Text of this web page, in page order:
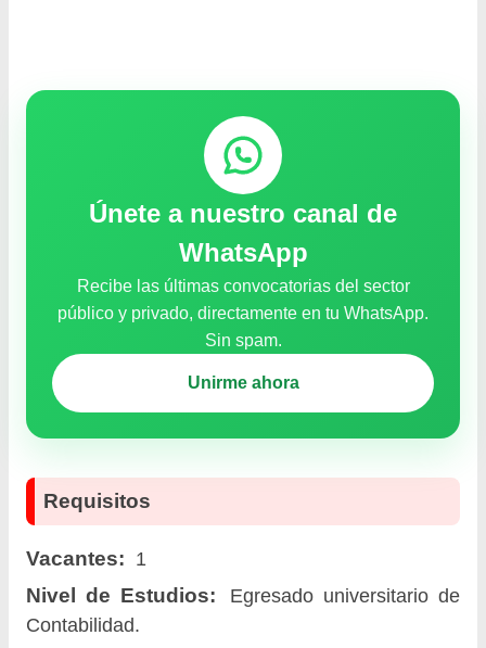
Únete a nuestro canal de
WhatsApp
Recibe las últimas convocatorias del sector
público y privado, directamente en tu WhatsApp.
Sin spam.
Unirme ahora
Requisitos
Vacantes: 1
Nivel de Estudios:
Egresado universitario de
Contabilidad.